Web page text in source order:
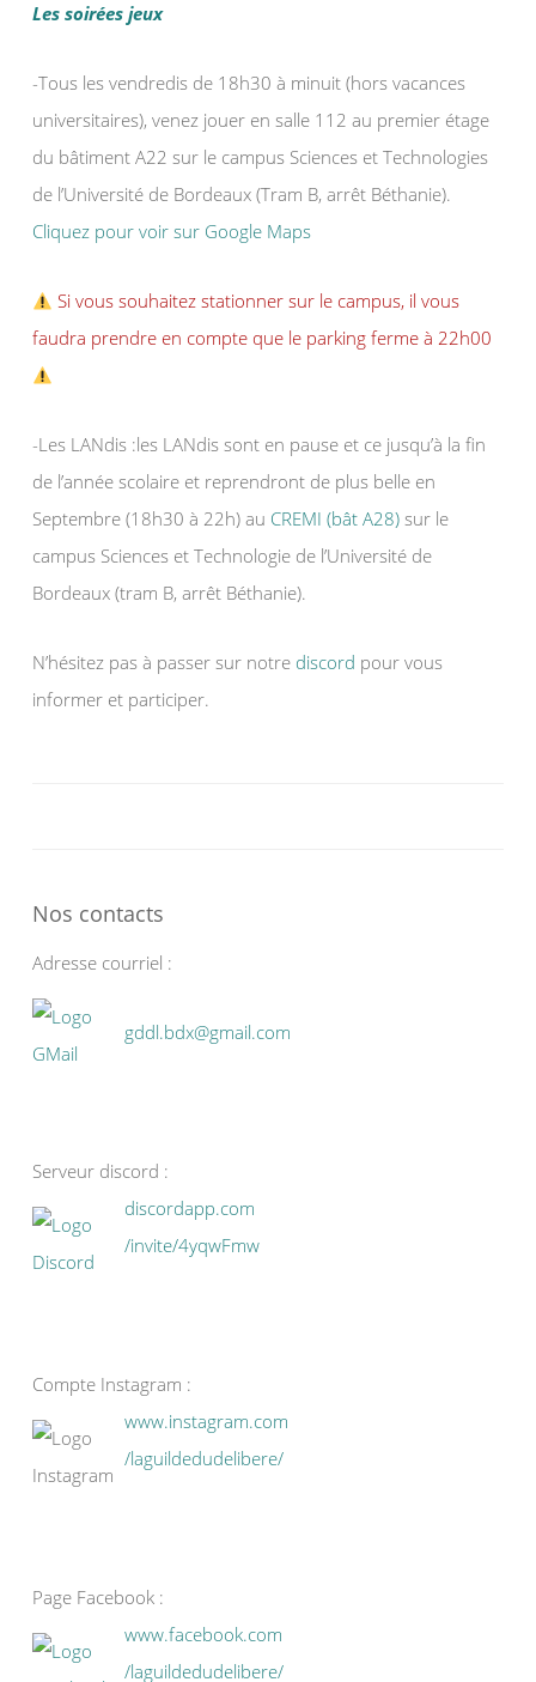
Les soirées jeux
-Tous les vendredis de 18h30 à minuit (hors vacances
universitaires), venez jouer en salle 112 au premier étage
du bâtiment A22 sur le campus Sciences et Technologies
de l’Université de Bordeaux (Tram B, arrêt Béthanie).
Cliquez pour voir sur Google Maps
Si vous souhaitez stationner sur le campus, il vous
faudra prendre en compte que le parking ferme à 22h00
-Les LANdis :les LANdis sont en pause et ce jusqu’à la fin
de l’année scolaire et reprendront de plus belle en
Septembre (18h30 à 22h) au CREMI (bât A28) sur le
campus Sciences et Technologie de l’Université de
Bordeaux (tram B, arrêt Béthanie).
N’hésitez pas à passer sur notre discord pour vous
informer et participer.
Nos contacts
Adresse courriel :
gddl.bdx@gmail.com
Serveur discord :
discordapp.com
/invite/4yqwFmw
Compte Instagram :
www.instagram.com
/laguildedudelibere/
Page Facebook :
www.facebook.com
/laguildedudelibere/